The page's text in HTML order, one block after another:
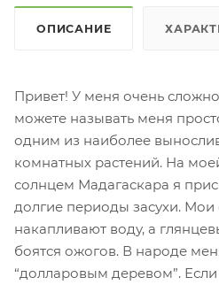
ОПИСАНИЕ
Привет! У меня очень
можете называть меня
одним из наиболее
комнатных растений. На
солнцем Мадагаскара я
долгие периоды засухи. Мои
накапливают воду, а
боятся ожогов. В народе
“долларовым деревом”.